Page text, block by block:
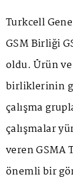
Turkcell
GSM Birliği
oldu. Ürün
birliklerinin
çalışma
çalışmalar
veren
önemli bir